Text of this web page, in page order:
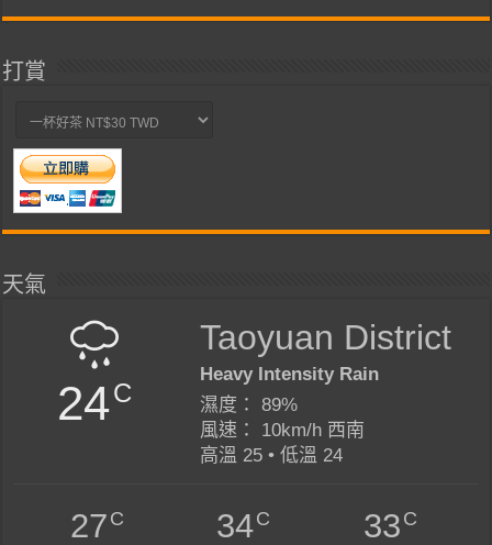
打賞
天氣
24C
Taoyuan District
Heavy Intensity Rain
濕度： 89%
風速： 10km/h 西南
高溫 25 • 低溫 24
27C 34C 33C